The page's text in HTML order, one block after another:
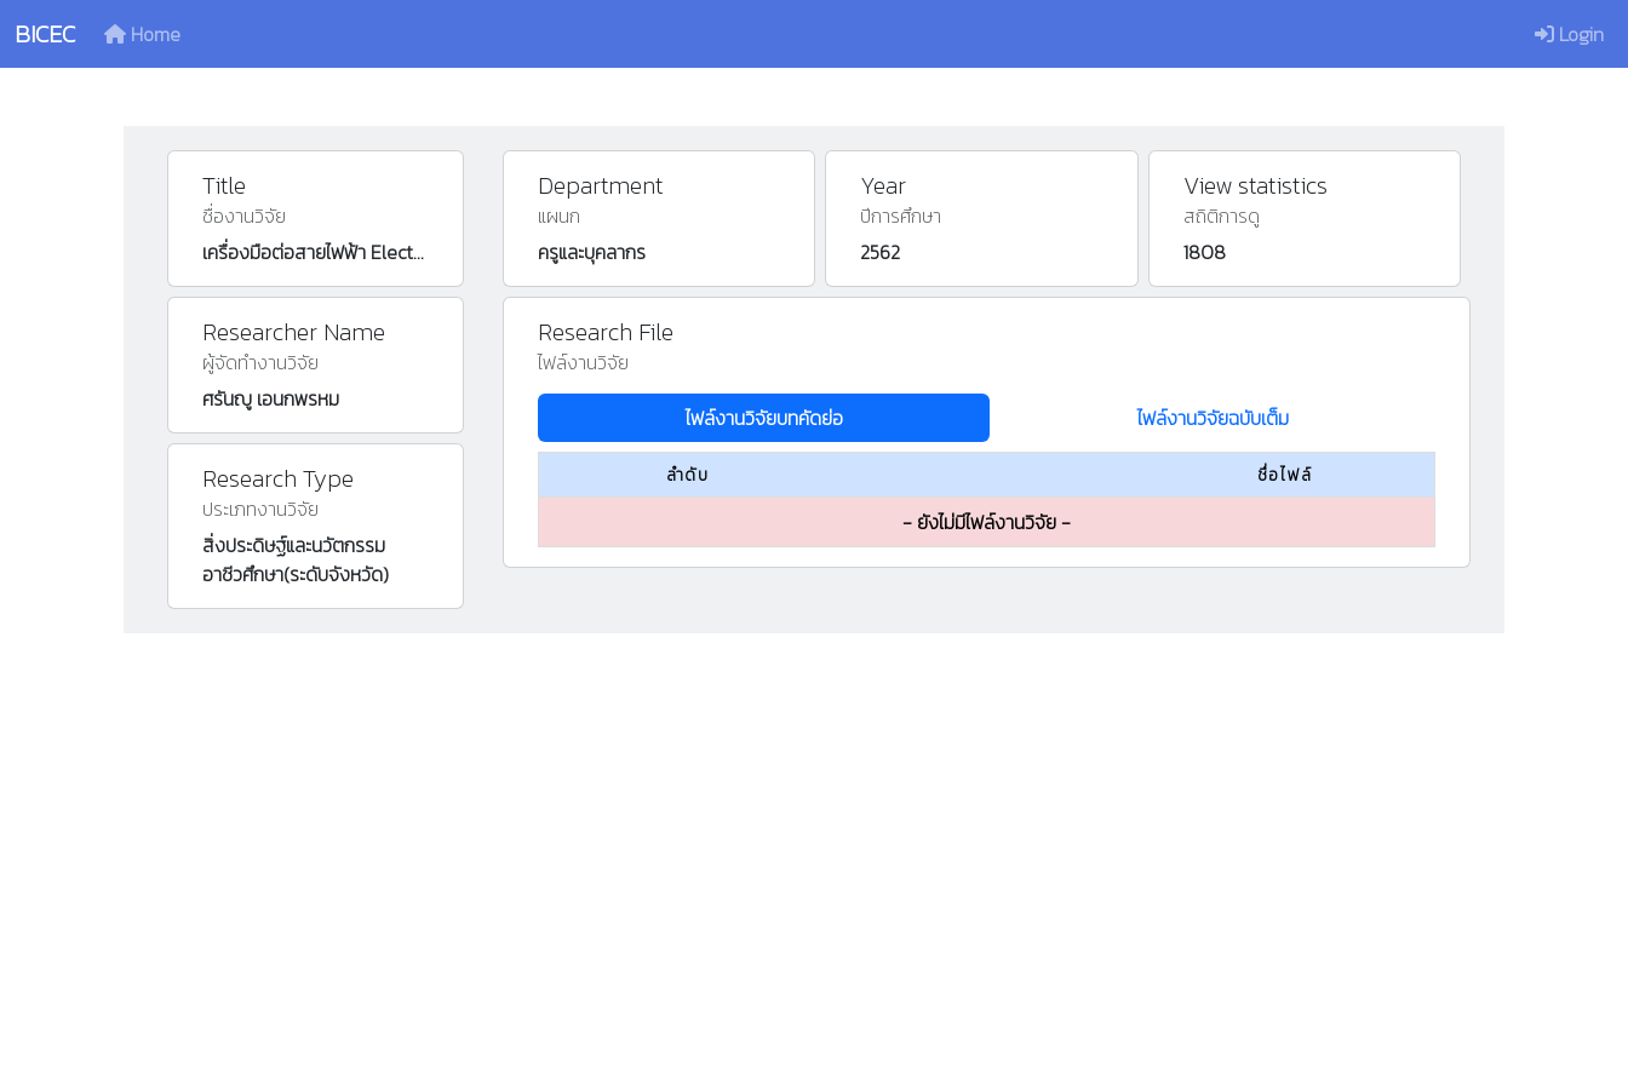
BICEC Home Login
Title
ชื่องานวิจัย
เครื่องมือต่อสายไฟฟ้า Electric Connect Tools
Researcher Name
ผู้จัดทำงานวิจัย
ศรันญู เอนกพรหม
Research Type
ประเภทงานวิจัย
สิ่งประดิษฐ์และนวัตกรรม
อาชีวศึกษา(ระดับจังหวัด)
Department
แผนก
ครูและบุคลากร
Year
ปีการศึกษา
2562
View statistics
สถิติการดู
1808
Research File
ไฟล์งานวิจัย
ไฟล์งานวิจัยบทคัดย่อ
ไฟล์งานวิจัยฉบับเต็ม
ลำดับ ชื่อไฟล์
- ยังไม่มีไฟล์งานวิจัย -